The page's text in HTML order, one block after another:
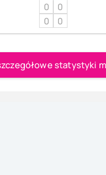
0
0
0
0
statystyki